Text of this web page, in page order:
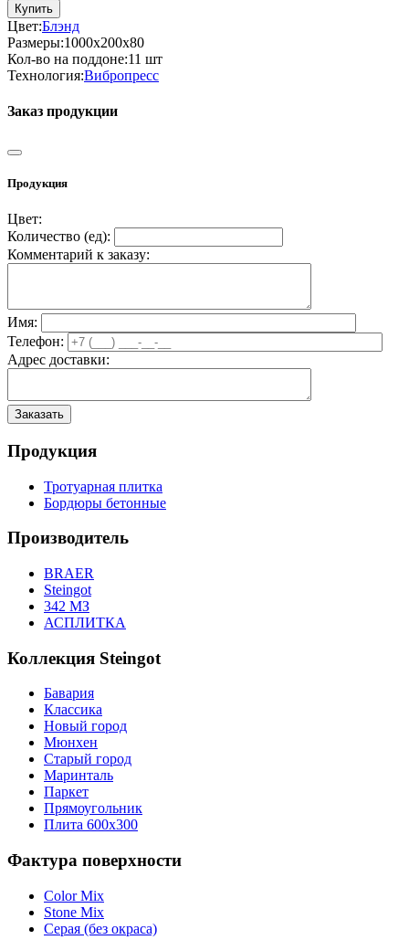
Купить
Цвет:Блэнд
Размеры:1000х200x80
Кол-во на поддоне:11 шт
Технология:Вибропресс
Заказ продукции
Продукция
Цвет:
Количество (ед):
Комментарий к заказу:
Имя:
Телефон:
Адрес доставки:
Продукция
Тротуарная плитка
Бордюры бетонные
Производитель
BRAER
Steingot
342 МЗ
АСПЛИТКА
Коллекция Steingot
Бавария
Классика
Новый город
Мюнхен
Старый город
Маринталь
Паркет
Прямоугольник
Плита 600х300
Фактура поверхности
Color Mix
Stone Mix
Серая (без окраса)